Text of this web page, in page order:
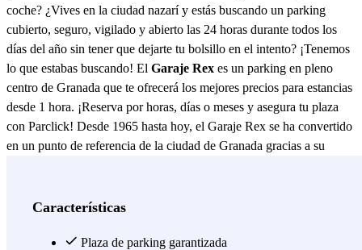
coche? ¿Vives en la ciudad nazarí y estás buscando un parking
cubierto, seguro, vigilado y abierto las 24 horas durante todos los
días del año sin tener que dejarte tu bolsillo en el intento? ¡Tenemos
lo que estabas buscando! El Garaje Rex es un parking en pleno
centro de Granada que te ofrecerá los mejores precios para estancias
desde 1 hora. ¡Reserva por horas, días o meses y asegura tu plaza
con Parclick! Desde 1965 hasta hoy, el Garaje Rex se ha convertido
en un punto de referencia de la ciudad de Granada gracias a su
del centro de la ciudad. En apenas 5 minutos, podrás visitar la
Capilla Real (donde están enterrados los Reyes Católicos). Para dar
Características
Plaza de parking garantizada